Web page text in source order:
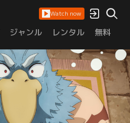
Watch now
ジャンル レンタル 無料